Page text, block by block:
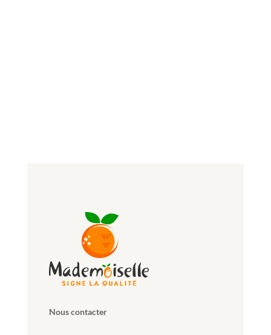
Nous contacter